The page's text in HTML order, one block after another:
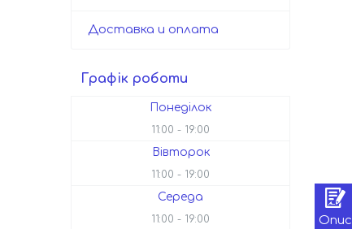
Опис
Доставка и оплата
Графік роботи
Понеділок
11:00 19:00
Вівторок
11:00 19:00
Середа
11:00 19:00